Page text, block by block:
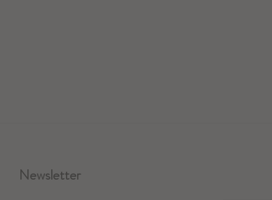
Newsletter